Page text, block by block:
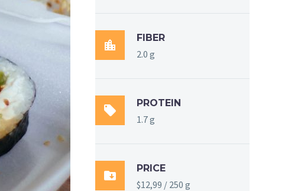

FIBER
2.0 g

PROTEIN
1.7 g

PRICE
$12,99 / 250 g